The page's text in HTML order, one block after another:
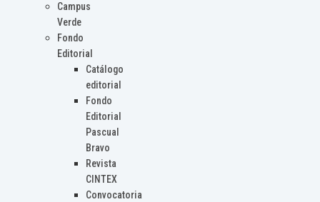
Campus
Verde
Fondo
Editorial
Catálogo
editorial
Fondo
Editorial
Pascual
Bravo
Revista
CINTEX
Convocatoria